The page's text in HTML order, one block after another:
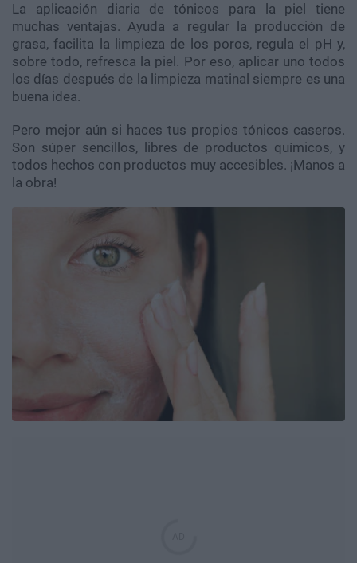
La aplicación diaria de tónicos para la piel tiene
muchas ventajas. Ayuda a regular la producción de
grasa, facilita la limpieza de los poros, regula el pH y,
sobre todo, refresca la piel. Por eso, aplicar uno todos
los días después de la limpieza matinal siempre es una
buena idea.
Pero mejor aún si haces tus propios tónicos caseros.
Son súper sencillos, libres de productos químicos, y
todos hechos con productos muy accesibles. ¡Manos a
la obra!